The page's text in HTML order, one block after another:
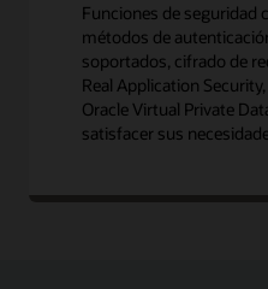
Funciones de seguridad
métodos de
soportados, cifrado de
Real Application
Oracle Virtual Private
satisfacer sus